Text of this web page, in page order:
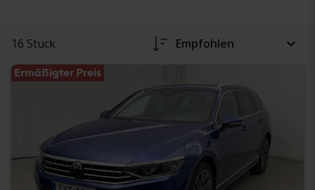
16 Stück Empfohlen
Ermäßigter Preis